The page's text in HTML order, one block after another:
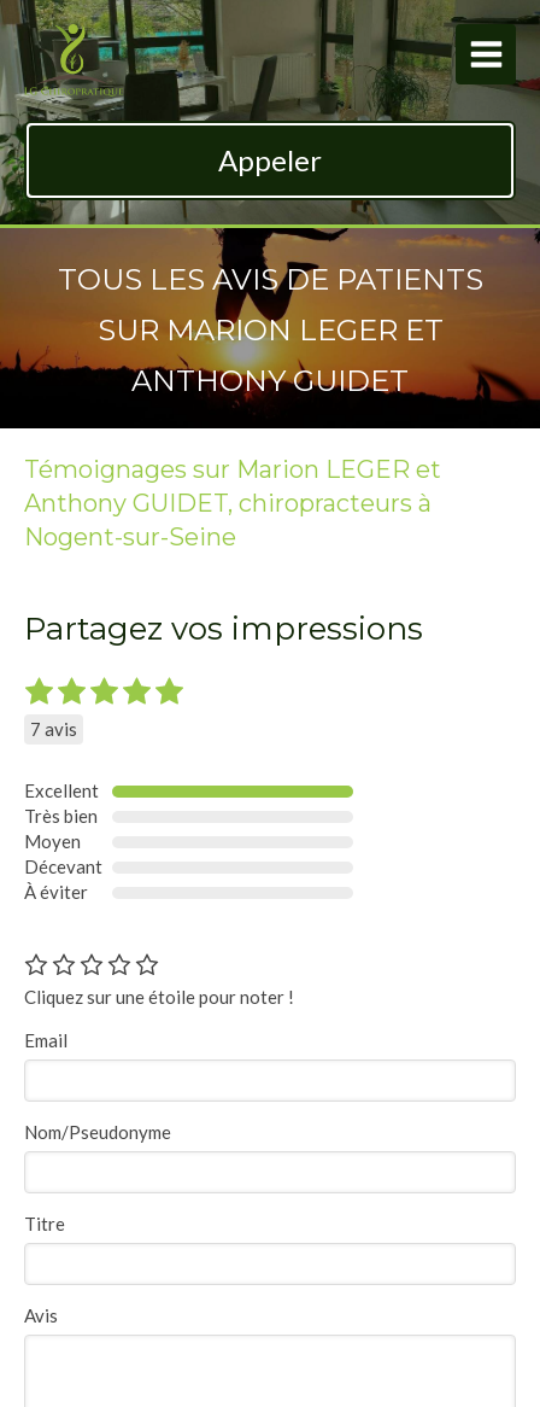
Appeler
TOUS LES AVIS DE PATIENTS
SUR MARION LEGER ET
ANTHONY GUIDET
Témoignages sur Marion LEGER et
Anthony GUIDET, chiropracteurs à
Nogent-sur-Seine
Partagez vos impressions
7 avis
Excellent
Très bien
Moyen
Décevant
À éviter
Cliquez sur une étoile pour noter !
Email
Nom/Pseudonyme
Titre
Avis